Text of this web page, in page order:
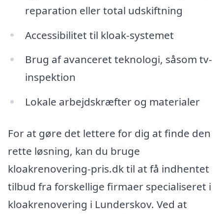
reparation eller total udskiftning
Accessibilitet til kloak-systemet
Brug af avanceret teknologi, såsom tv-
inspektion
Lokale arbejdskræfter og materialer
For at gøre det lettere for dig at finde den
rette løsning, kan du bruge
kloakrenovering-pris.dk til at få indhentet
tilbud fra forskellige firmaer specialiseret i
kloakrenovering i Lunderskov. Ved at